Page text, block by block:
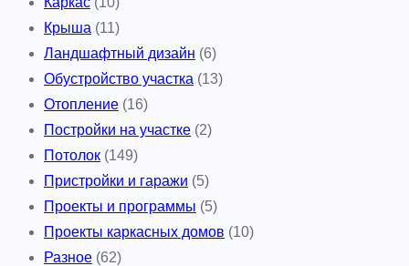
Крыша (11)
Ландшафтный дизайн (6)
Обустройство участка (13)
Отопление (16)
Постройки на участке (2)
Потолок (149)
Пристройки и гаражи (5)
Проекты и программы (5)
Проекты каркасных домов (10)
Разное (62)